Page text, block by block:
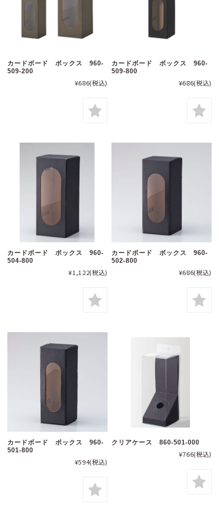
カードボード ボックス 960-
509-200
¥686(税込)
カードボード ボックス 960-
509-800
¥686(税込)
カードボード ボックス 960-
504-800
¥1,122(税込)
カードボード ボックス 960-
502-800
¥686(税込)
カードボード ボックス 960-
501-800
¥594(税込)
クリアケース 860-501-000
¥766(税込)